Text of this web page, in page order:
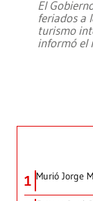
El
feriados a
turismo
informó el
1 Murió Jorge